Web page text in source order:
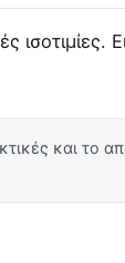
ισοτιμίες.
και